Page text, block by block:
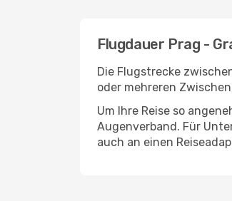
Flugdauer Prag -
Die Flugstrecke
oder mehreren
Um Ihre Reise so
Augenverband. Für
auch an einen